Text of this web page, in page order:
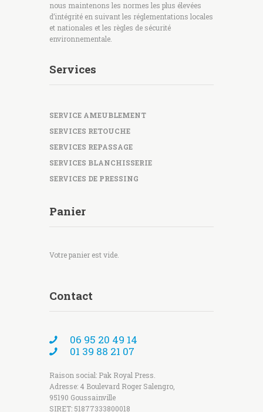
nous maintenons les normes les plus élevées
d’intégrité en suivant les réglementations locales
et nationales et les règles de sécurité
environnementale.
Services
SERVICE AMEUBLEMENT
SERVICES RETOUCHE
SERVICES REPASSAGE
SERVICES BLANCHISSERIE
SERVICES DE PRESSING
Panier
Votre panier est vide.
Contact
06 95 20 49 14
01 39 88 21 07
Raison social: Pak Royal Press.
Adresse: 4 Boulevard Roger Salengro,
95190 Goussainville
SIRET: 51877333800018